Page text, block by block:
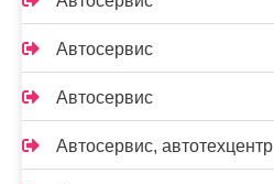
Автосервис
Автосервис
Автосервис, автотехцентр